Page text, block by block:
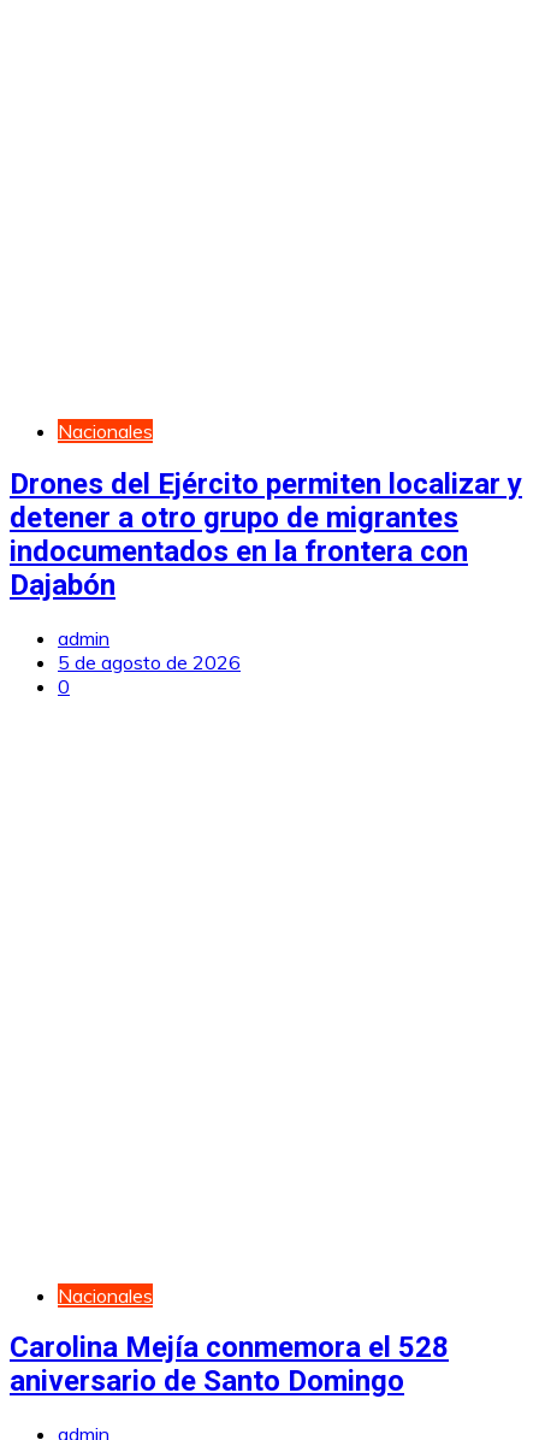
Nacionales
Drones del Ejército permiten localizar y
detener a otro grupo de migrantes
indocumentados en la frontera con
Dajabón
admin
5 de agosto de 2026
0
Nacionales
Carolina Mejía conmemora el 528
aniversario de Santo Domingo
admin